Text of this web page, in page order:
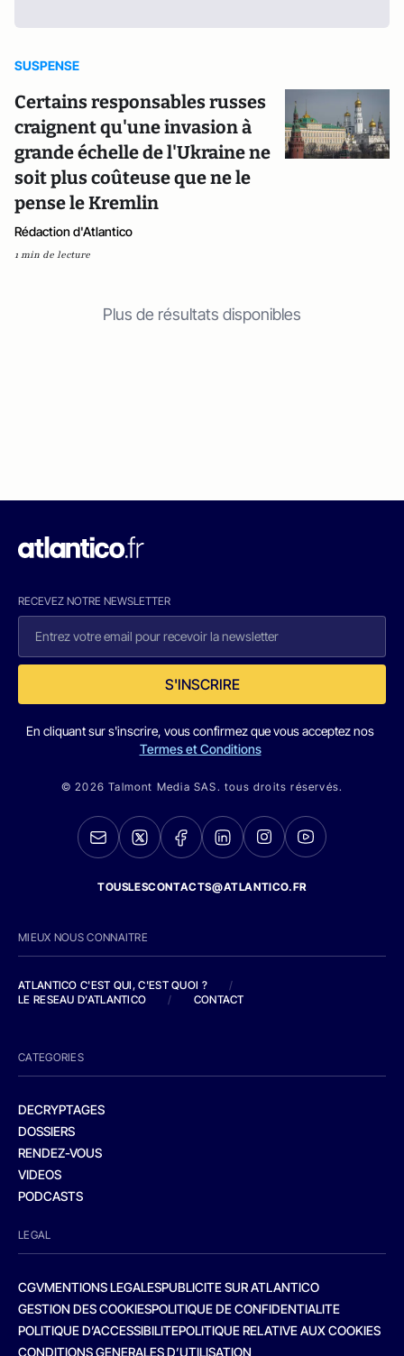
SUSPENSE
Certains responsables russes
craignent qu'une invasion à
grande échelle de l'Ukraine ne
soit plus coûteuse que ne le
pense le Kremlin
Rédaction d'Atlantico
1 min de lecture
Plus de résultats disponibles
RECEVEZ NOTRE NEWSLETTER
S'INSCRIRE
En cliquant sur s'inscrire, vous confirmez que vous acceptez nos
Termes et Conditions
© 2026 Talmont Media SAS. tous droits réservés.
TOUSLESCONTACTS@ATLANTICO.FR
MIEUX NOUS CONNAITRE
ATLANTICO C'EST QUI, C'EST QUOI ?
/
LE RESEAU D'ATLANTICO
/ CONTACT
CATEGORIES
DECRYPTAGES
DOSSIERS
RENDEZ-VOUS
VIDEOS
PODCASTS
LEGAL
CGVMENTIONS LEGALESPUBLICITE SUR ATLANTICO
GESTION DES COOKIESPOLITIQUE DE CONFIDENTIALITE
POLITIQUE D’ACCESSIBILITEPOLITIQUE RELATIVE AUX COOKIES
CONDITIONS GENERALES D’UTILISATION